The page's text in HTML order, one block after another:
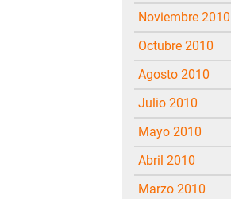
noviembre 2010
octubre 2010
agosto 2010
julio 2010
mayo 2010
abril 2010
marzo 2010